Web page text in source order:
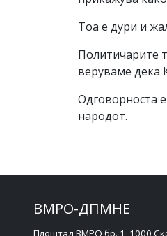
Тоа е дури и
Политичарите
веруваме дека
Одговорноста
народот.
ВМРО-ДПМНЕ